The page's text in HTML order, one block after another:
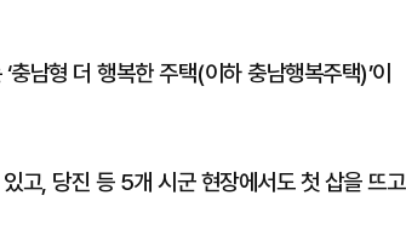
남형 더 행복한 주택(이하 충남행복주택)’이
고, 당진 등 5개 시군 현장에서도 첫 삽을 뜨고